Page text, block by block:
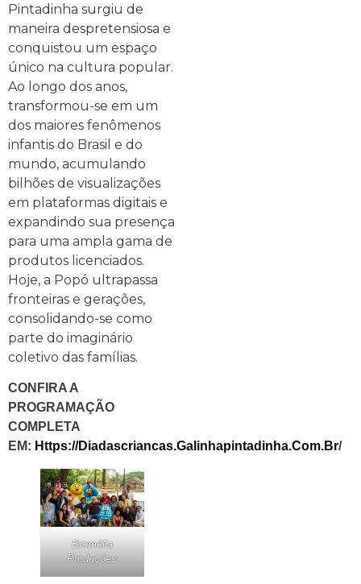
Pintadinha surgiu de
maneira despretensiosa e
conquistou um espaço
único na cultura popular.
Ao longo dos anos,
transformou-se em um
dos maiores fenômenos
infantis do Brasil e do
mundo, acumulando
bilhões de visualizações
em plataformas digitais e
expandindo sua presença
para uma ampla gama de
produtos licenciados.
Hoje, a Popó ultrapassa
fronteiras e gerações,
consolidando-se como
parte do imaginário
coletivo das famílias.
CONFIRA A
PROGRAMAÇÃO
COMPLETA
EM: Https://diadascriancas.galinhapintadinha.com.br/
Bromélia
Produções